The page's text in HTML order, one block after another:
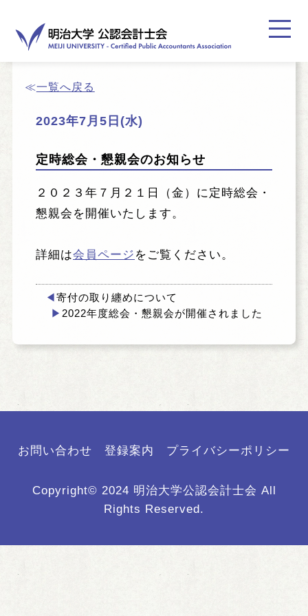
ホーム
お知らせ
活動報告
会員ページ
≪一覧へ戻る
2023年7月5日(水)
定時総会・懇親会のお知らせ
２０２３年７月２１日（金）に定時総会・
懇親会を開催いたします。
詳細は会員ページ をご覧ください。
寄付の取り纏めについて
2022年度総会・懇親会が開催されました
お問い合わせ 登録案内 プライバシーポリシー
Copyright© 2024 明治大学公認会計士会 All
Rights Reserved.